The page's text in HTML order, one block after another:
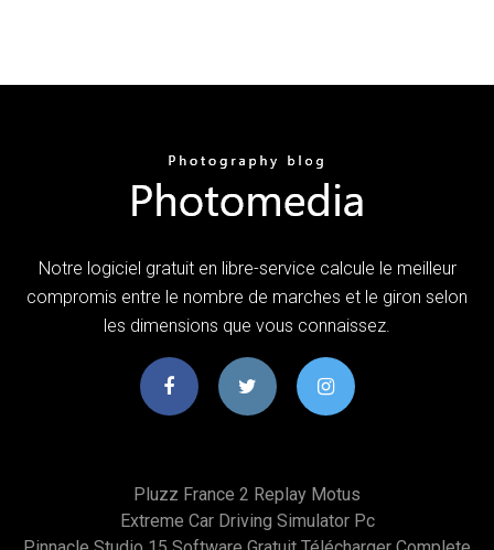
Notre logiciel gratuit en libre-service calcule le meilleur
compromis entre le nombre de marches et le giron selon
les dimensions que vous connaissez.
Pluzz France 2 Replay Motus
Extreme Car Driving Simulator Pc